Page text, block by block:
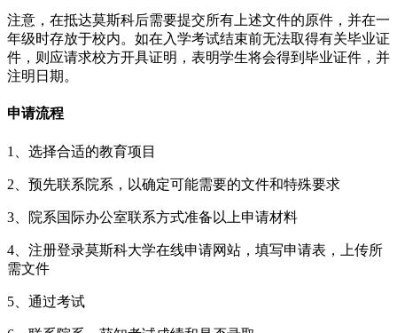
注意，在抵达莫斯科后需要提交所有上述文件的原件，并在一
年级时存放于校内。如在入学考试结束前无法取得有关毕业证
件，则应请求校方开具证明，表明学生将会得到毕业证件，并
注明日期。
申请流程
1、选择合适的教育项目
2、预先联系院系，以确定可能需要的文件和特殊要求
3、院系国际办公室联系方式准备以上申请材料
4、注册登录莫斯科大学在线申请网站，填写申请表，上传所
需文件
5、通过考试